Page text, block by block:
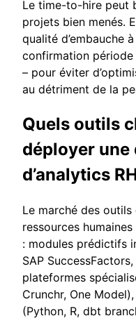
Le time-to-hire peut
projets bien menés.
qualité d’embauche
confirmation période
– pour éviter
au détriment de la
Quels outils
déployer une
d’analytics
Le marché des outils
ressources
: modules prédictifs
SAP
plateformes
Crunchr, One
(Python, R, dbt